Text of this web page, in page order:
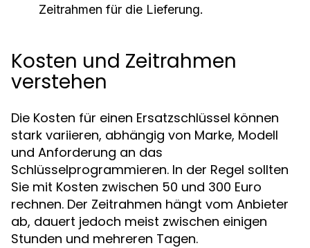
Zeitrahmen für die Lieferung.
Kosten und Zeitrahmen
verstehen
Die Kosten für einen Ersatzschlüssel können
stark variieren, abhängig von Marke, Modell
und Anforderung an das
Schlüsselprogrammieren. In der Regel sollten
Sie mit Kosten zwischen 50 und 300 Euro
rechnen. Der Zeitrahmen hängt vom Anbieter
ab, dauert jedoch meist zwischen einigen
Stunden und mehreren Tagen.